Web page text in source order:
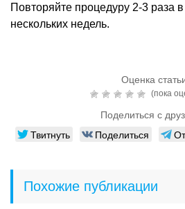
Повторяйте процедуру 2-3 раза
нескольких недель.
Оценка
(пока
Поделиться с
Твитнуть Поделиться
Похожие публикации